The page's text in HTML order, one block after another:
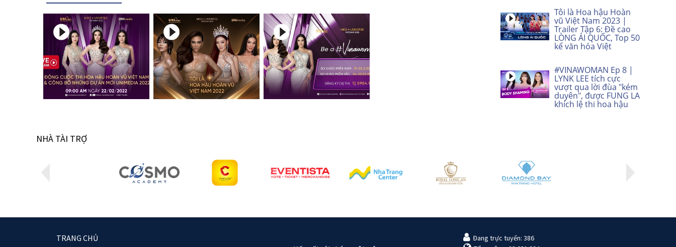
Tôi là Hoa hậu Hoàn
vũ Việt Nam 2023 |
Trailer Tập 6: Đề cao
LÒNG ÁI QUỐC, Top 50
kể văn hóa Việt
#VINAWOMAN Ep 8 |
LYNK LEE tích cực
vượt qua lời đùa "kém
duyên", được FUNG LA
khích lệ thi hoa hậu
NHÀ TÀI TRỢ
TRANG CHỦ
Đang trực tuyến: 386